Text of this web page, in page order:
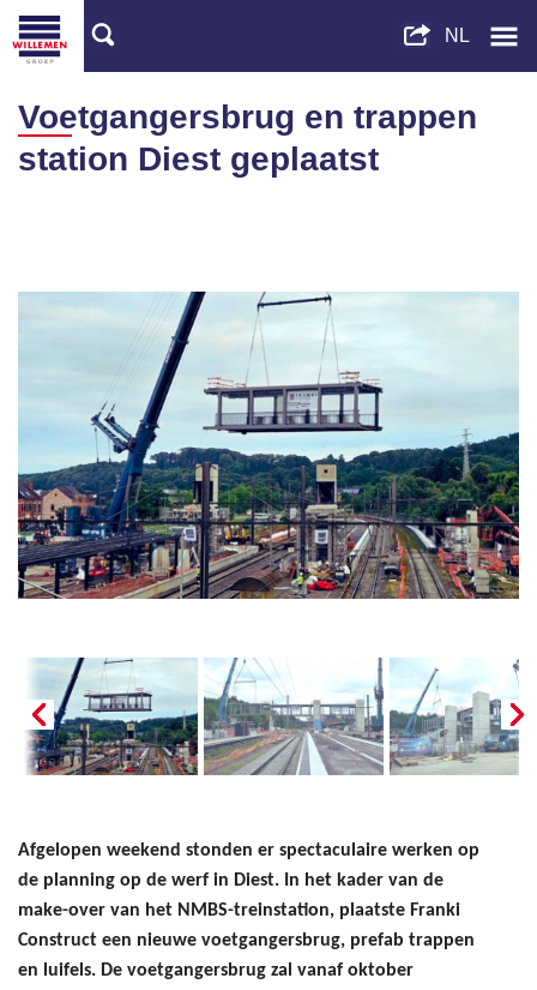
Voetgangersbrug en trappen
station Diest geplaatst
Afgelopen weekend stonden er spectaculaire werken op
de planning op de werf in Diest. In het kader van de
make-over van het NMBS-treinstation, plaatste Franki
Construct een nieuwe voetgangersbrug, prefab trappen
en luifels. De voetgangersbrug zal vanaf oktober